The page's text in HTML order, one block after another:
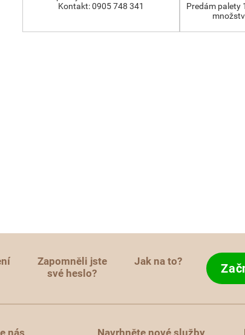
Kontakt: 0905 748 341
Predám palety
Zapomněli jste
své heslo?
Jak na to?
nás Navrhněte nové služby